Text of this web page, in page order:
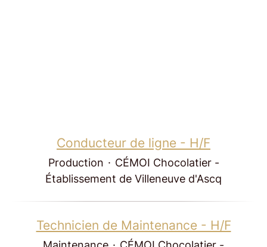
Conducteur de ligne - H/F
Production · CÉMOI Chocolatier -
Établissement de Villeneuve d'Ascq
Technicien de Maintenance - H/F